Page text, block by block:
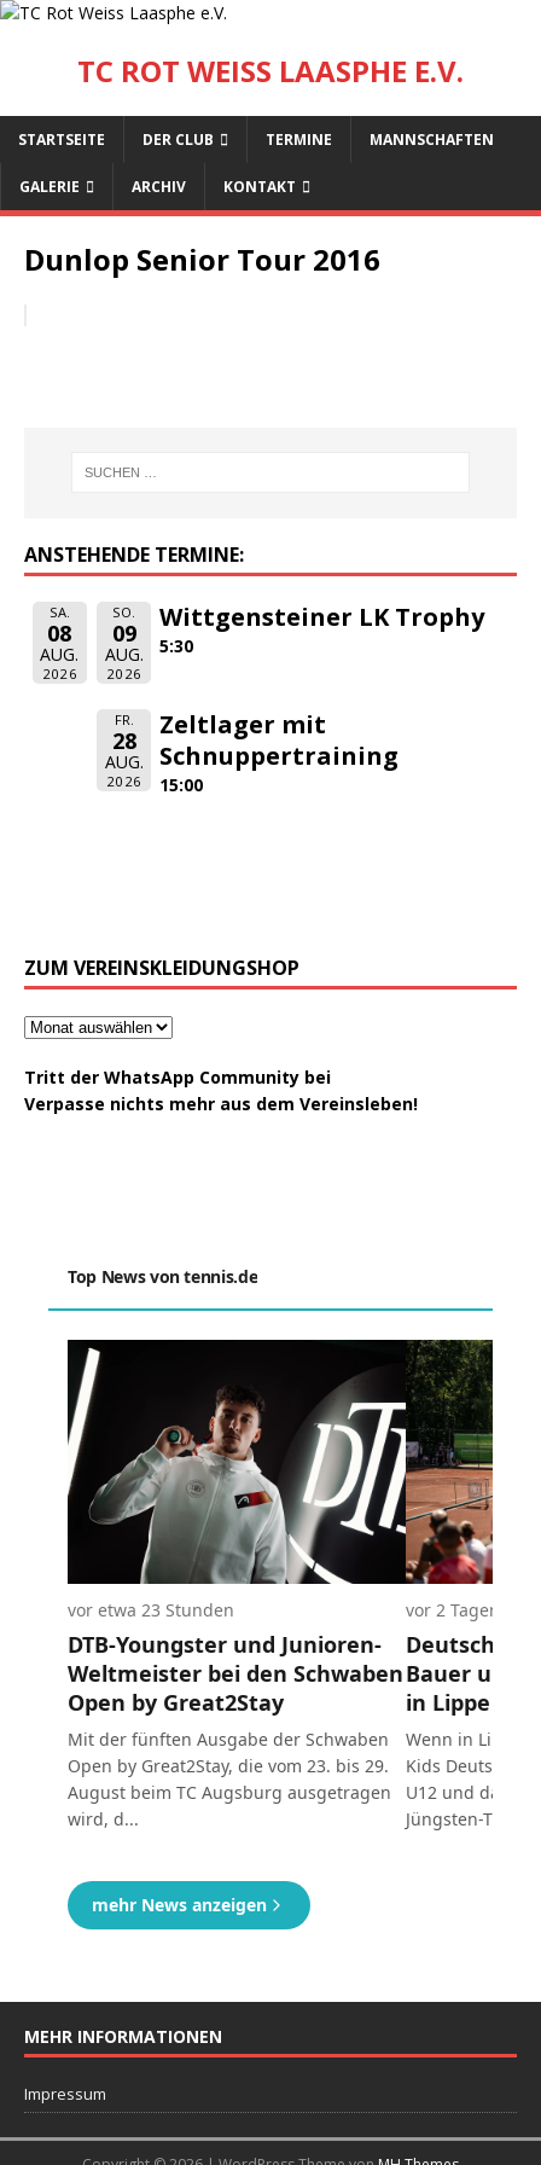
TC ROT WEISS LAASPHE E.V.
STARTSEITE DER CLUB TERMINE MANNSCHAFTEN
GALERIE ARCHIV KONTAKT
Dunlop Senior Tour 2016
ANSTEHENDE TERMINE:
SA.
08
AUG.
2026
SO.
09
AUG.
2026
Wittgensteiner LK Trophy
5:30
FR.
28
AUG.
2026
Zeltlager mit
Schnuppertraining
15:00
ZUM VEREINSKLEIDUNGSHOP
Tritt der WhatsApp Community bei
Verpasse nichts mehr aus dem Vereinsleben!
MEHR INFORMATIONEN
Impressum